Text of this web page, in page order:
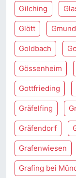
Gilching
Glött
Goldbach
Gössenheim
Gottfrieding
Gräfelfing
Gräfendorf
Grafenwiesen
Grafing bei